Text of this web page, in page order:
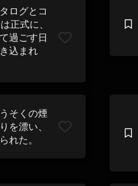
ログとコ
正式に、
過ごす日
込まれ
そくの煙
を漂い、
れた。